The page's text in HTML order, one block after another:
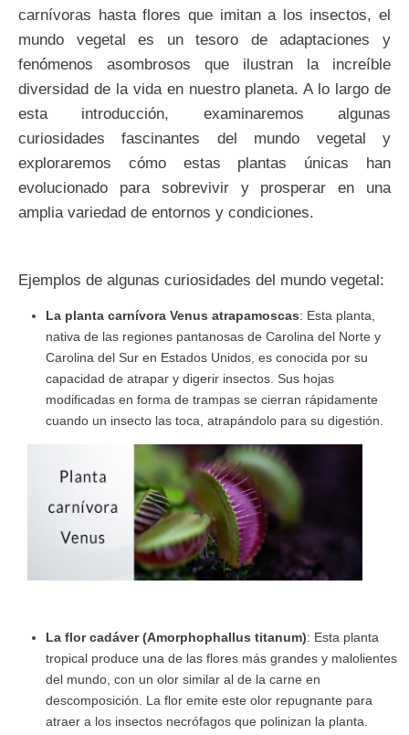
carnívoras hasta flores que imitan a los insectos, el
mundo vegetal es un tesoro de adaptaciones y
fenómenos asombrosos que ilustran la increíble
diversidad de la vida en nuestro planeta. A lo largo de
esta introducción, examinaremos algunas
curiosidades fascinantes del mundo vegetal y
exploraremos cómo estas plantas únicas han
evolucionado para sobrevivir y prosperar en una
amplia variedad de entornos y condiciones.
Ejemplos de algunas curiosidades del mundo vegetal:
La planta carnívora Venus atrapamoscas: Esta planta,
nativa de las regiones pantanosas de Carolina del Norte y
Carolina del Sur en Estados Unidos, es conocida por su
capacidad de atrapar y digerir insectos. Sus hojas
modificadas en forma de trampas se cierran rápidamente
cuando un insecto las toca, atrapándolo para su digestión.
La flor cadáver (Amorphophallus titanum): Esta planta
tropical produce una de las flores más grandes y malolientes
del mundo, con un olor similar al de la carne en
descomposición. La flor emite este olor repugnante para
atraer a los insectos necrófagos que polinizan la planta.